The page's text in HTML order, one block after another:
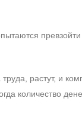
превзойти
растут, и
количество